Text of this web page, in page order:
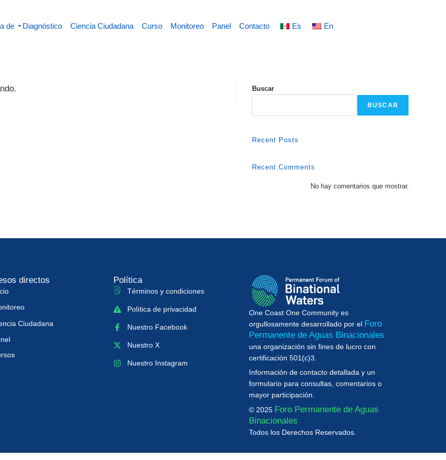
de Diagnóstico Ciencia Ciudadana Curso Monitoreo Panel Contacto Es En
Buscar
BUSCAR
Recent Posts
Recent Comments
No hay comentarios que mostrar.
directos
Ciudadana
Política
Términos y condiciones
Política de privacidad
Nuestro Facebook
Nuestro X
Nuestro Instagram
One Coast One Community es
orgullosamente desarrollado por el Foro
Permanente de Aguas Binacionales
una organización sin fines de lucro con
certificación 501(c)3.
Información de contacto detallada y un
formulario para consultas, comentarios o
mayor participación.
© 2025 Foro Permanente de Aguas
Binacionales
Todos los Derechos Reservados.